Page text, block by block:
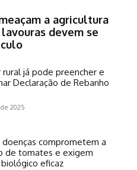
a agricultura
devem se
já pode preencher e
Declaração de Rebanho
2025
doenças comprometem a
de tomates e exigem
eficaz